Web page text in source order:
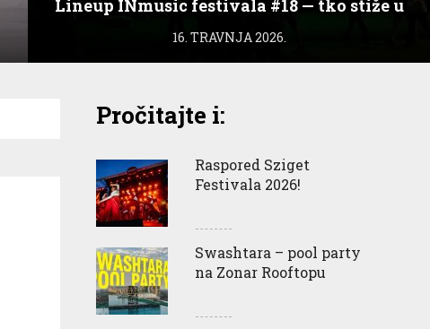
Lineup INmusic festivala #18 — tko stiže u
Zagreb?
16. TRAVNJA 2026.
Pročitajte i:
Raspored Sziget
Festivala 2026!
Swashtara – pool party
na Zonar Rooftopu